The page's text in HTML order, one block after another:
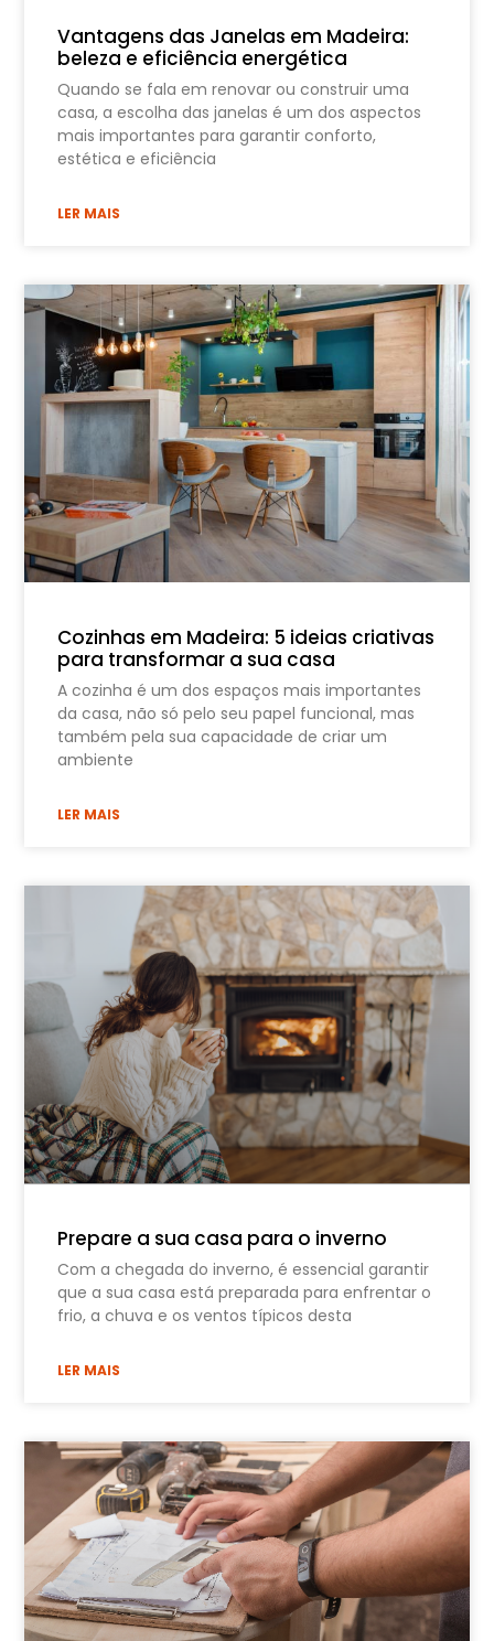
Vantagens das Janelas em Madeira:
beleza e eficiência energética
Quando se fala em renovar ou construir uma
casa, a escolha das janelas é um dos aspectos
mais importantes para garantir conforto,
estética e eficiência
LER MAIS
Cozinhas em Madeira: 5 ideias criativas
para transformar a sua casa
A cozinha é um dos espaços mais importantes
da casa, não só pelo seu papel funcional, mas
também pela sua capacidade de criar um
ambiente
LER MAIS
Prepare a sua casa para o inverno
Com a chegada do inverno, é essencial garantir
que a sua casa está preparada para enfrentar o
frio, a chuva e os ventos típicos desta
LER MAIS